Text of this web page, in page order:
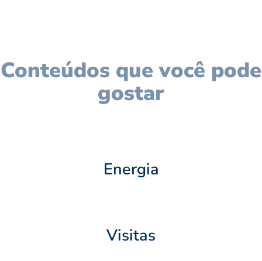
Conteúdos que você pode
gostar
Energia
Visitas